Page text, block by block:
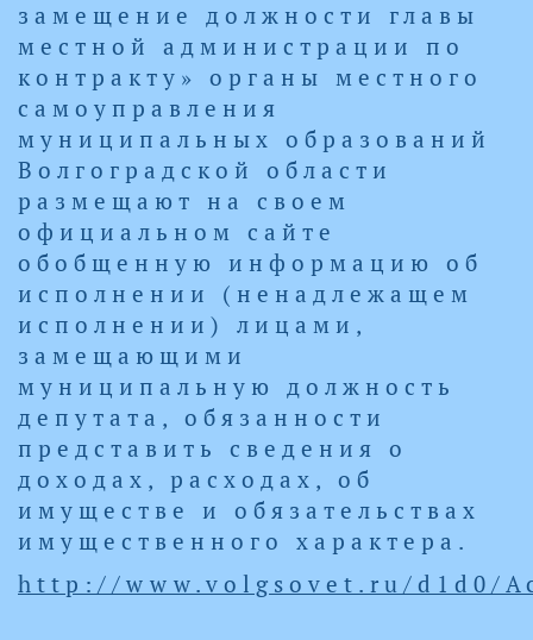
замещение должности главы
местной администрации по
контракту» органы местного
самоуправления
муниципальных образований
Волгоградской области
размещают на своем
официальном сайте
обобщенную информацию об
исполнении (ненадлежащем
исполнении) лицами,
замещающими
муниципальную должность
депутата, обязанности
представить сведения о
доходах, расходах, об
имуществе и обязательствах
имущественного характера.​
http://www.volgsovet.ru/d1d0/